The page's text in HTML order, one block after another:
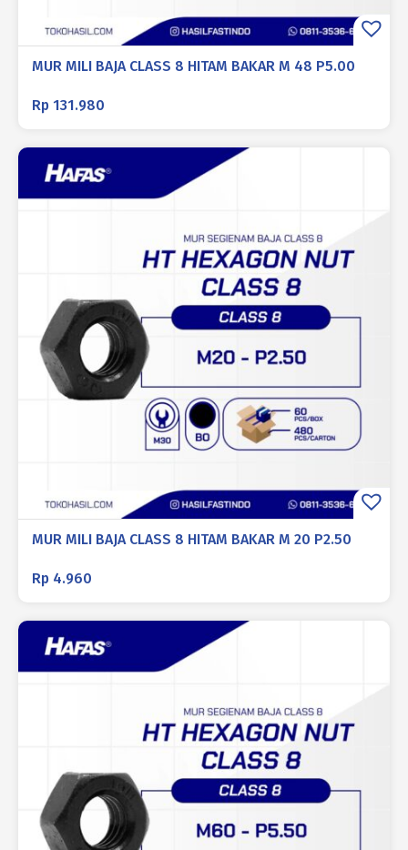
MUR MILI BAJA CLASS 8 HITAM BAKAR M 48 P5.00
Rp 131.980
MUR MILI BAJA CLASS 8 HITAM BAKAR M 20 P2.50
Rp 4.960